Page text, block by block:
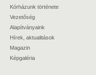
Kórházunk története
Vezetőség
Alapítványaink
Hírek, aktualitások
Magazin
Képgaléria